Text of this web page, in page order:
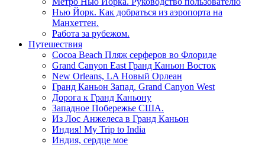
Нью Йорк. Как добраться из аэропорта на
Манхеттен.
Работа за рубежом.
Путешествия
Cocoa Beach Пляж серферов во Флориде
Grand Canyon East Гранд Каньон Восток
New Orleans, LA Новый Орлеан
Гранд Каньон Запад. Grand Canyon West
Дорога к Гранд Каньону
Западное Побережье США.
Из Лос Анжелеса в Гранд Каньон
Индия! My Trip to India
Индия, сердце мое